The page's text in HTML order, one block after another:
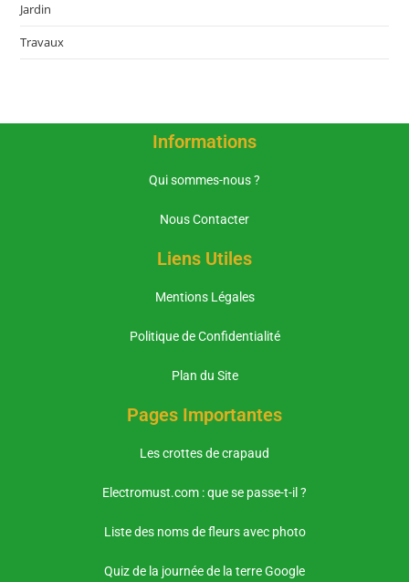
Jardin
Travaux
Informations
Qui sommes-nous ?
Nous Contacter
Liens Utiles
Mentions Légales
Politique de Confidentialité
Plan du Site
Pages Importantes
Les crottes de crapaud
Electromust.com : que se passe-t-il ?
Liste des noms de fleurs avec photo
Quiz de la journée de la terre Google